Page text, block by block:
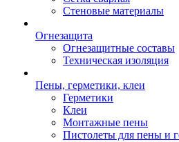
Стеновые материалы
Огнезащита
Огнезащитные составы
Техническая изоляция
Пены, герметики, клеи
Герметики
Клеи
Монтажные пены
Пистолеты для пены и